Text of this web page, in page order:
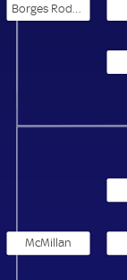
Borges Rodrigues
McMillan